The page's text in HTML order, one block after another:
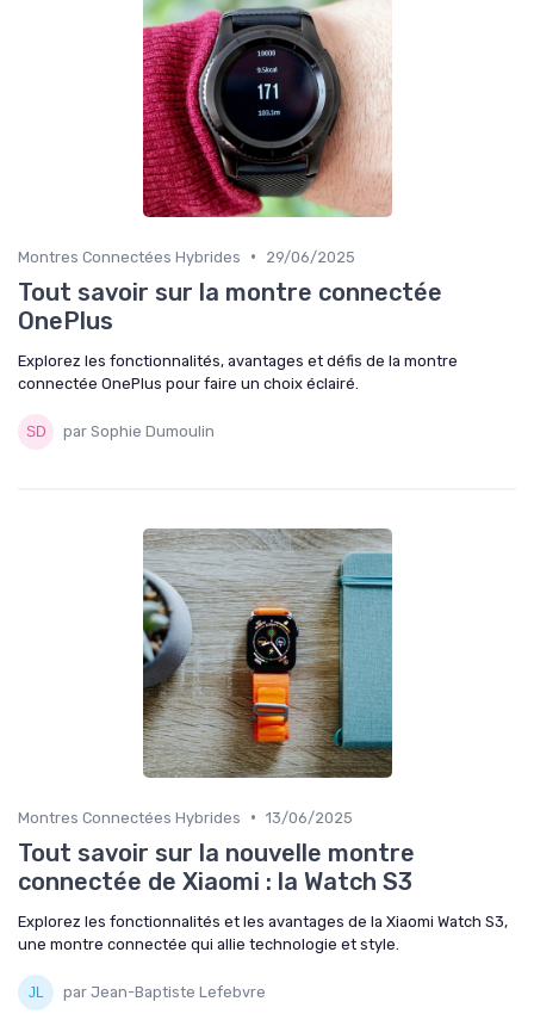
Montres Connectées Hybrides • 29/06/2025
Tout savoir sur la montre connectée
OnePlus
Explorez les fonctionnalités, avantages et défis de la montre
connectée OnePlus pour faire un choix éclairé.
par Sophie Dumoulin
Montres Connectées Hybrides • 13/06/2025
Tout savoir sur la nouvelle montre
connectée de Xiaomi : la Watch S3
Explorez les fonctionnalités et les avantages de la Xiaomi Watch S3,
une montre connectée qui allie technologie et style.
par Jean-Baptiste Lefebvre